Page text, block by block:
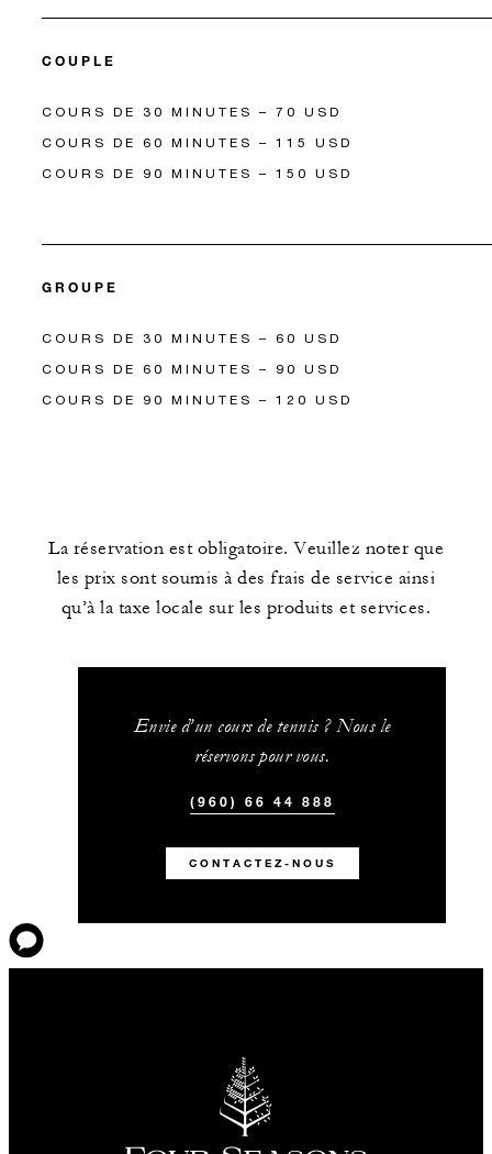
COUPLE
COURS DE 30 MINUTES – 70 USD
COURS DE 60 MINUTES – 115 USD
COURS DE 90 MINUTES – 150 USD
GROUPE
COURS DE 30 MINUTES – 60 USD
COURS DE 60 MINUTES – 90 USD
COURS DE 90 MINUTES – 120 USD
La réservation est obligatoire. Veuillez noter que
les prix sont soumis à des frais de service ainsi
qu’à la taxe locale sur les produits et services.
Envie d’un cours de tennis ? Nous le
réservons pour vous.
(960) 66 44 888
CONTACTEZ-NOUS